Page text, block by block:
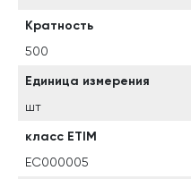
Кратность
500
Единица измерения
шт
класс ETIM
EC000005